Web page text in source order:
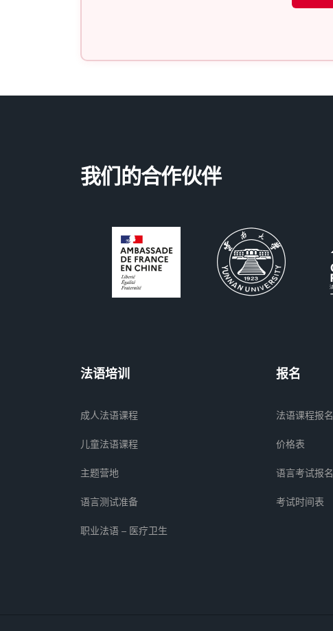
我们的合作伙伴
法语培训
成人法语课程
儿童法语课程
主题营地
语言测试准备
职业法语 – 医疗卫生
报名
法语课程报名
价格表
语言考试报名
考试时间表